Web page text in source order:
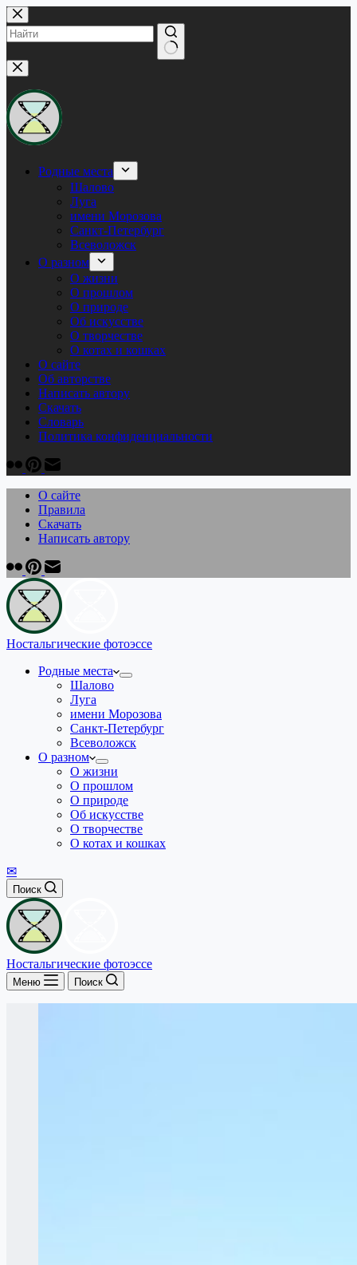
Перейти
к
сути
Ничего
не
найдено
Родные места
Шалово
Луга
имени Морозова
Санкт-Петербург
Всеволожск
О разном
О жизни
О прошлом
О природе
Об искусстве
О творчестве
О котах и кошках
О сайте
Об авторстве
Написать автору
Скачать
Cловарь
Политика конфиденциальности
О сайте
Правила
Скачать
Написать автору
Ностальгические фотоэссе
Родные места
Шалово
Луга
имени Морозова
Санкт-Петербург
Всеволожск
О разном
О жизни
О прошлом
О природе
Об искусстве
О творчестве
О котах и кошках
✉
Поиск
Ностальгические фотоэссе
Меню Поиск